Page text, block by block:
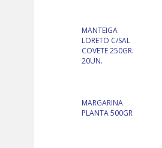
MANTEIGA
LORETO C/SAL
COVETE 250GR.
20UN.
MARGARINA
PLANTA 500GR